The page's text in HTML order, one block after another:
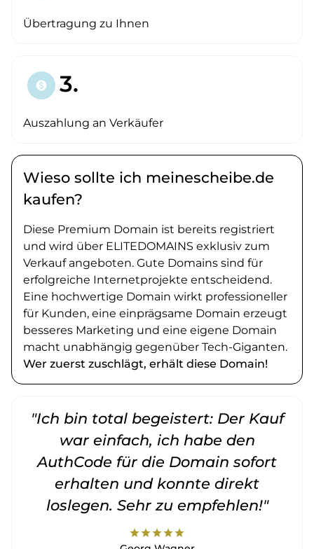
Übertragung zu Ihnen
paid 3.
Auszahlung an Verkäufer
Wieso sollte ich meinescheibe.de
kaufen?
Diese Premium Domain ist bereits registriert
und wird über ELITEDOMAINS exklusiv zum
Verkauf angeboten. Gute Domains sind für
erfolgreiche Internetprojekte entscheidend.
Eine hochwertige Domain wirkt professioneller
für Kunden, eine einprägsame Domain erzeugt
besseres Marketing und eine eigene Domain
macht unabhängig gegenüber Tech-Giganten.
Wer zuerst zuschlägt, erhält diese Domain!
"Ich bin total begeistert: Der Kauf
war einfach, ich habe den
AuthCode für die Domain sofort
erhalten und konnte direkt
loslegen. Sehr zu empfehlen!"
starstarstarstarstar